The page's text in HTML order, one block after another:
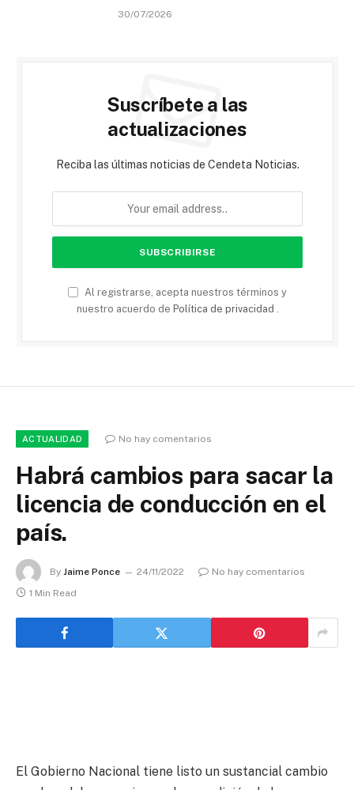
30/07/2026
Suscríbete a las
actualizaciones
Reciba las últimas noticias de Cendeta Noticias.
Al registrarse, acepta nuestros términos y
nuestro acuerdo de Política de privacidad .
ACTUALIDAD No hay comentarios
Habrá cambios para sacar la
licencia de conducción en el
país.
By Jaime Ponce 24/11/2022
No hay comentarios
1 Min Read
El Gobierno Nacional tiene listo un sustancial cambio